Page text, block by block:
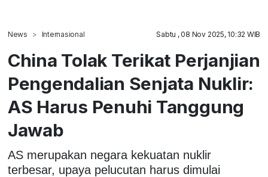
News Internasional Sabtu , 08 Nov 2025, 10:32 WIB
China Tolak Terikat Perjanjian
Pengendalian Senjata Nuklir:
AS Harus Penuhi Tanggung
Jawab
AS merupakan negara kekuatan nuklir
terbesar, upaya pelucutan harus dimulai